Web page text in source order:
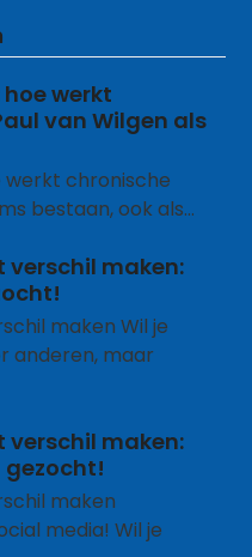
werkt
van Wilgen als
werkt chronische
bestaan, ook als…
verschil maken:
maken Wil je
anderen, maar
verschil maken:
maken
media! Wil je